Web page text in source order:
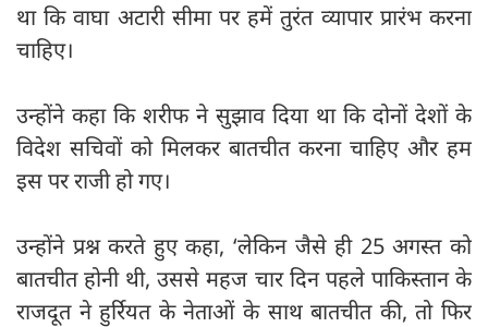
था कि वाघा अटारी सीमा पर हमें तुरंत व्यापार प्रारंभ करना
चाहिए।
उन्होंने कहा कि शरीफ ने सुझाव दिया था कि दोनों देशों के
विदेश सचिवों को मिलकर बातचीत करना चाहिए और हम
इस पर राजी हो गए।
उन्होंने प्रश्न करते हुए कहा, ‘लेकिन जैसे ही 25 अगस्त को
बातचीत होनी थी, उससे महज चार दिन पहले पाकिस्तान के
राजदूत ने हुर्रियत के नेताओं के साथ बातचीत की, तो फिर